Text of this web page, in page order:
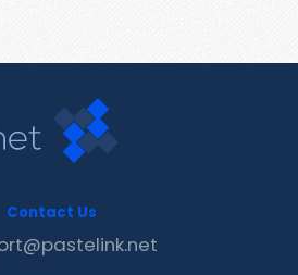
Contact Us